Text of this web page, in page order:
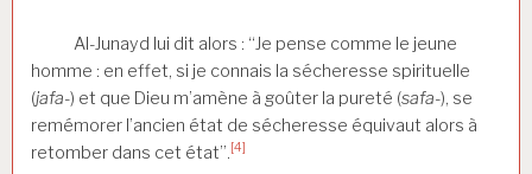
Al-Junayd lui dit alors : “Je pense comme le jeune
homme : en effet, si je connais la sécheresse spirituelle
(jafa-) et que Dieu m’amène à goûter la pureté (safa-), se
remémorer l’ancien état de sécheresse équivaut alors à
retomber dans cet état”. [4]